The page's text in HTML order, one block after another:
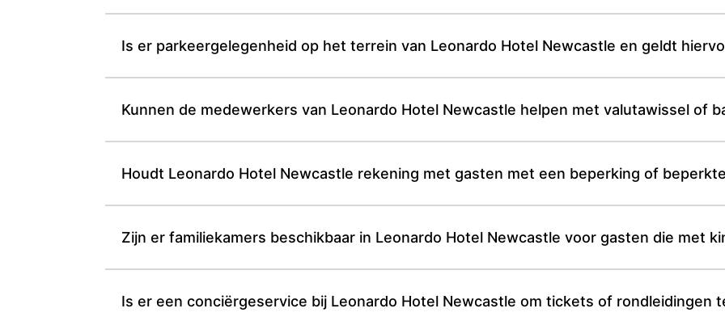
Is er parkeergelegenheid op het terrein van Leonardo Hotel Newcastle en geldt
Kunnen de medewerkers van Leonardo Hotel Newcastle helpen met valutawissel of
Houdt Leonardo Hotel Newcastle rekening met gasten met een beperking of
Zijn er familiekamers beschikbaar in Leonardo Hotel Newcastle voor gasten die met
Is er een conciërgeservice bij Leonardo Hotel Newcastle om tickets of rondleidingen